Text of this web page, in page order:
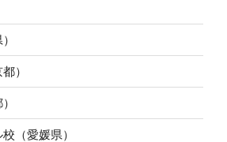
）
（愛媛県）